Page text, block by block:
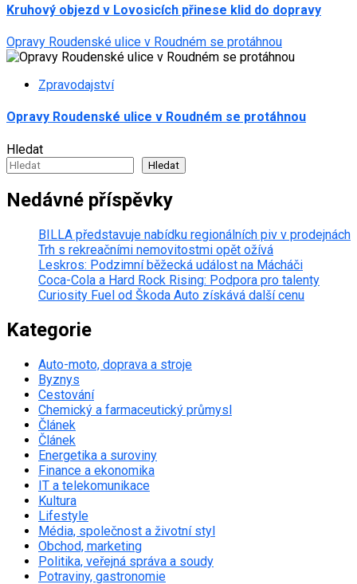
Kruhový objezd v Lovosicích přinese klid do dopravy
Opravy Roudenské ulice v Roudném se protáhnou
Zpravodajství
Opravy Roudenské ulice v Roudném se protáhnou
Hledat
Hledat
Nedávné příspěvky
BILLA představuje nabídku regionálních piv v prodejnách
Trh s rekreačními nemovitostmi opět ožívá
Leskros: Podzimní běžecká událost na Mácháči
Coca-Cola a Hard Rock Rising: Podpora pro talenty
Curiosity Fuel od Škoda Auto získává další cenu
Kategorie
Auto-moto, doprava a stroje
Byznys
Cestování
Chemický a farmaceutický průmysl
Článek
Článek
Energetika a suroviny
Finance a ekonomika
IT a telekomunikace
Kultura
Lifestyle
Média, společnost a životní styl
Obchod, marketing
Politika, veřejná správa a soudy
Potraviny, gastronomie